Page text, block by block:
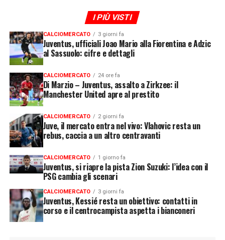
I PIÙ VISTI
CALCIOMERCATO 3 giorni fa
Juventus, ufficiali Joao Mario alla Fiorentina e Adzic
al Sassuolo: cifre e dettagli
CALCIOMERCATO 24 ore fa
Di Marzio – Juventus, assalto a Zirkzee: il
Manchester United apre al prestito
CALCIOMERCATO 2 giorni fa
Juve, il mercato entra nel vivo: Vlahovic resta un
rebus, caccia a un altro centravanti
CALCIOMERCATO 1 giorno fa
Juventus, si riapre la pista Zion Suzuki: l’idea con il
PSG cambia gli scenari
CALCIOMERCATO 3 giorni fa
Juventus, Kessié resta un obiettivo: contatti in
corso e il centrocampista aspetta i bianconeri